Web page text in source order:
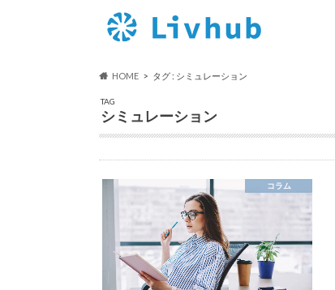
HOME タグ : シミュレーション
TAG
シミュレーション
コラム